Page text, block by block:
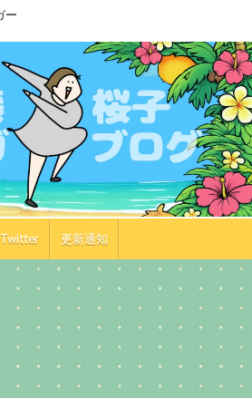
Twitter 更新通知